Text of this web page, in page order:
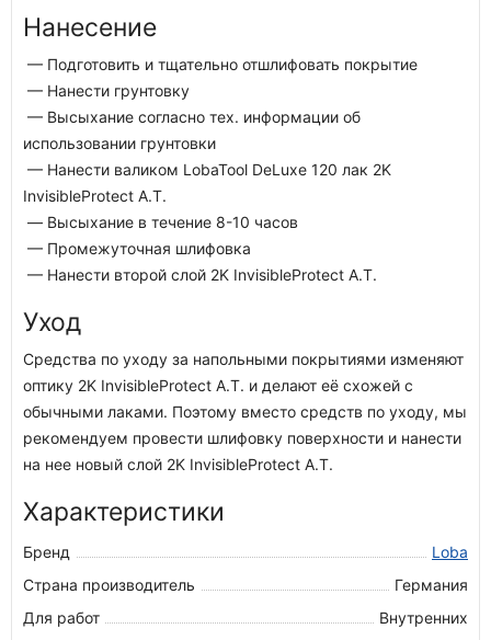
Нанесение
— Подготовить и тщательно отшлифовать покрытие
— Нанести грунтовку
— Высыхание согласно тех. информации об
использовании грунтовки
— Нанести валиком LobaTool DeLuxe 120 лак 2K
InvisibleProtect A.T.
— Высыхание в течение 8-10 часов
— Промежуточная шлифовка
— Нанести второй слой 2K InvisibleProtect A.T.
Уход
Средства по уходу за напольными покрытиями изменяют
оптику 2K InvisibleProtect A.T. и делают её схожей с
обычными лаками. Поэтому вместо средств по уходу, мы
рекомендуем провести шлифовку поверхности и нанести
на нее новый слой 2K InvisibleProtect A.T.
Характеристики
Бренд
Loba
Страна производитель
Германия
Для работ
Внутренних